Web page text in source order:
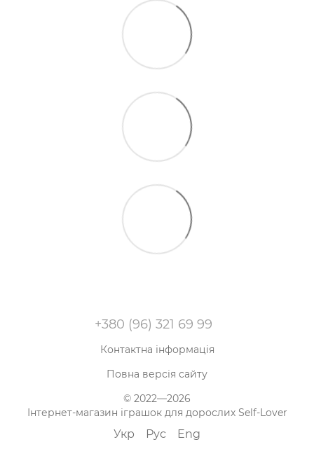
+380 (96) 321 69 99
Контактна інформація
Повна версія сайту
© 2022—2026
Інтернет-магазин іграшок для дорослих Self-Lover
Укр Рус Eng